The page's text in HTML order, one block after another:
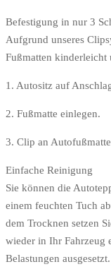
Befestigung in nur 3
Aufgrund unseres
Fußmatten kinderleicht
1. Autositz auf
2. Fußmatte einlegen.
3. Clip an
Einfache Reinigung
Sie können die
einem feuchten Tuch
dem Trocknen setzen
wieder in Ihr Fahrzeug
Belastungen